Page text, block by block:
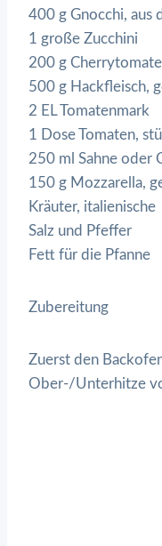
400 g Gnocchi, aus
1 große Zucchini
200 g
500 g Hackfleisch,
2 EL Tomatenmark
1 Dose Tomaten,
250 ml Sahne oder
150 g Mozzarella,
Kräuter, italienische
Salz und Pfeffer
Fett für die Pfanne
Zubereitung
Zuerst den
Ober-/Unterhitze